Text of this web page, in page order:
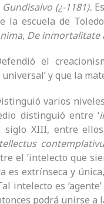
(¿-1181).
la escuela de
, De inmortalitate
el
y que la
varios
distinguió entre ‘
siglo XIII, entre
el ‘intelecto que
es extrínseca y
intelecto es
podrá unirse a